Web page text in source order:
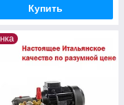
Купить